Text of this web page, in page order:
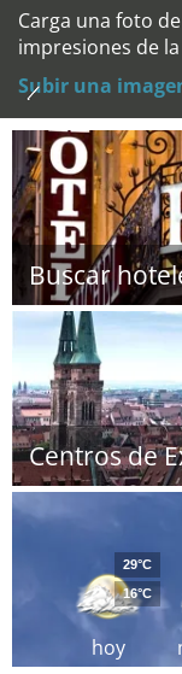
Carga una foto
impresiones de
Subir una
Buscar
Centros de
hoy
29°C
16°C